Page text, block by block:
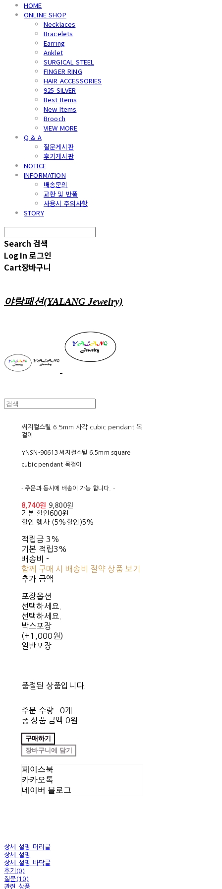
HOME
ONLINE SHOP
Necklaces
Bracelets
Earring
Anklet
SURGICAL STEEL
FINGER RING
HAIR ACCESSORIES
925 SILVER
Best Items
New Items
Brooch
VIEW MORE
Q & A
질문게시판
후기게시판
NOTICE
INFORMATION
배송문의
교환 및 반품
사용시 주의사항
STORY
Search 검색
Log In 로그인
Cart장바구니
야랑패션(YALANG Jewelry)
써지컬스틸 6.5mm 사각 cubic pendant 목
걸이
YNSN-90613 써지컬스틸 6.5mm square
cubic pendant 목걸이
- 주문과 동시에 배송이 가능 합니다. -
8,740원
9,800원
기본 할인 600원
할인 행사 (5%할인)5%
적립금 3%
기본 적립3%
배송비 -
함께 구매 시 배송비 절약 상품 보기
추가 금액
포장옵션
선택하세요.
선택하세요.
박스포장
(+1,000원)
일반포장
품절된 상품입니다.
주문 수량
0개
총 상품 금액 0원
구매하기
장바구니에 담기
페이스북
카카오톡
네이버 블로그
상세 설명 머리글
상세 설명
상세 설명 바닥글
후기(0)
질문(10)
관련 상품